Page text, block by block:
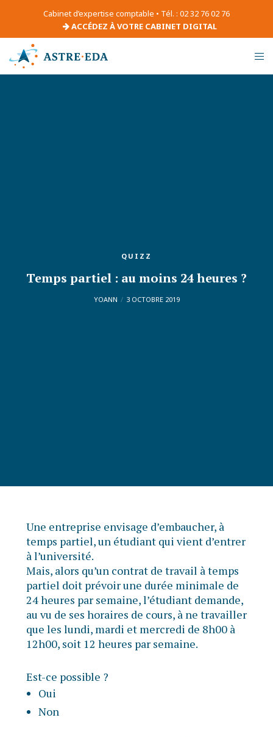
Cabinet d’expertise comptable • Tél. : 02 32 76 02 76
ACCÉDEZ À VOTRE CABINET DIGITAL
QUIZZ
Temps partiel : au moins 24 heures ?
YOANN 3 OCTOBRE 2019
Une entreprise envisage d’embaucher, à
temps partiel, un étudiant qui vient d’entrer
à l’université.
Mais, alors qu’un contrat de travail à temps
partiel doit prévoir une durée minimale de
24 heures par semaine, l’étudiant demande,
au vu de ses horaires de cours, à ne travailler
que les lundi, mardi et mercredi de 8h00 à
12h00, soit 12 heures par semaine.
Est-ce possible ?
Oui
Non